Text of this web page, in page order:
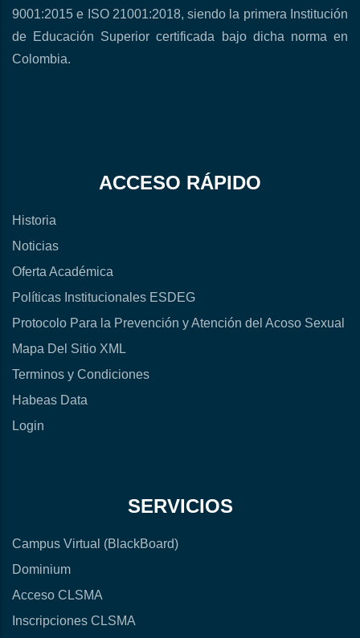
9001:2015 e ISO 21001:2018, siendo la primera Institución
de Educación Superior certificada bajo dicha norma en
Colombia.
ACCESO RÁPIDO
Historia
Noticias
Oferta Académica
Políticas Institucionales ESDEG
Protocolo Para la Prevención y Atención del Acoso Sexual
Mapa Del Sitio XML
Terminos y Condiciones
Habeas Data
Login
SERVICIOS
Campus Virtual (BlackBoard)
Dominium
Acceso CLSMA
Inscripciones CLSMA